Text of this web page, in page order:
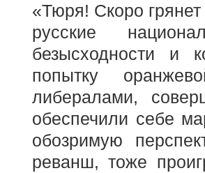
«Тюря! Скоро
русские
безысходности и
попытку
либералами,
обеспечили себе
обозримую
реванш, тоже